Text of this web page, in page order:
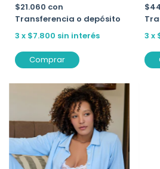
$21.060 con
Transferencia o depósito
3 x $7.800 sin interés
Comprar
3 x